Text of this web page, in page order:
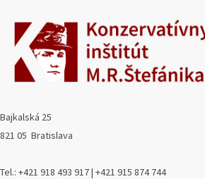
Bajkalská 25
821 05 Bratislava
Tel.: +421 918 493 917 | +421 915 874 744